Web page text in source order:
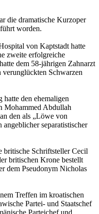
die dramatische Kurzoper
worden.
von Kaptstadt hatte
zweite erfolgreiche
dem 58-jährigen Zahnarzt
Schwarzen
den ehemaligen
Mohammed Abdullah
den als „Löwe von
separatistischer
britische Schriftsteller Cecil
britischen Krone bestellt
dem Pseudonym Nicholas
Treffen im kroatischen
Partei- und Staatschef